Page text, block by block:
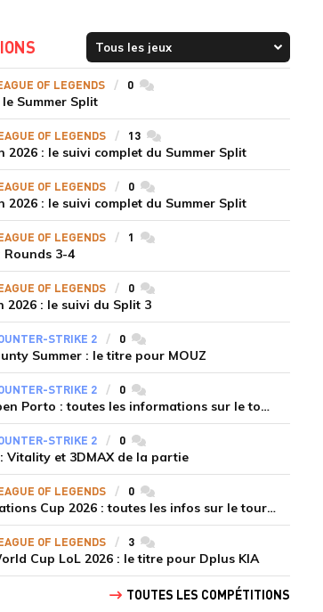
OF LEGENDS 0commentaires
le Summer Split
OF LEGENDS 13commentaires
2026 : le suivi complet du Summer Split
OF LEGENDS 0commentaires
2026 : le suivi complet du Summer Split
OF LEGENDS 1 commentaires
Rounds 3-4
OF LEGENDS 0commentaires
2026 : le suivi du Split 3
STRIKE 2 0commentaires
Summer : le titre pour MOUZ
STRIKE 2 0commentaires
BLAST Open Porto : toutes les informations sur le tournoi
STRIKE 2 0commentaires
: Vitality et 3DMAX de la partie
OF LEGENDS 0commentaires
Esports Nations Cup 2026 : toutes les infos sur le tournoi
OF LEGENDS 3commentaires
Cup LoL 2026 : le titre pour Dplus KIA
suivante
TOUTES LES COMPÉTITIONS